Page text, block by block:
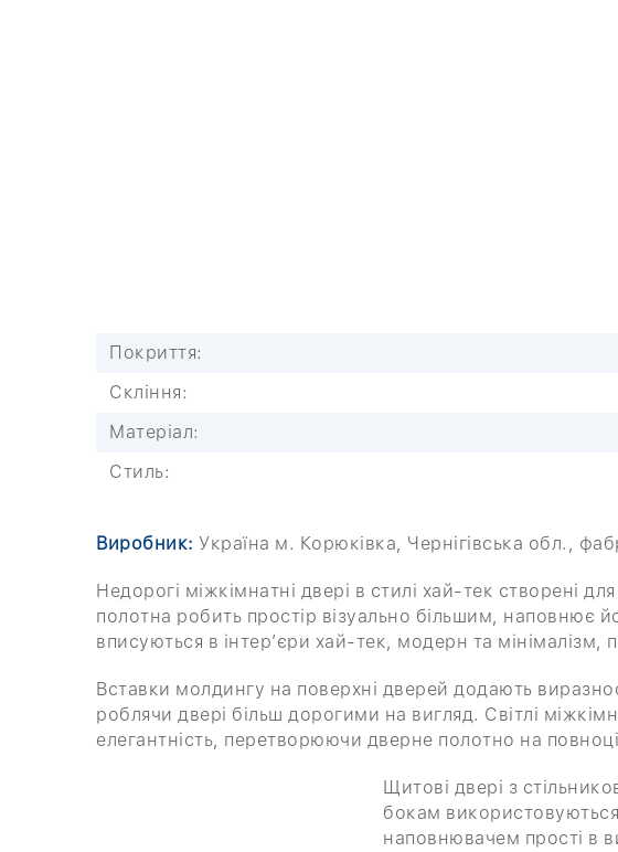
Покриття:
Скління:
Матеріал:
Стиль:
Виробник: Україна м. Корюківка, Чернігівська обл.,
Недорогі міжкімнатні двері в стилі хай-тек створені
полотна робить простір візуально більшим, наповнює
вписуються в інтер’єри хай-тек, модерн та
Вставки молдингу на поверхні дверей додають
роблячи двері більш дорогими на вигляд. Світлі
елегантність, перетворюючи дверне полотно на
Щитові двері з
бокам
наповнювачем прості в